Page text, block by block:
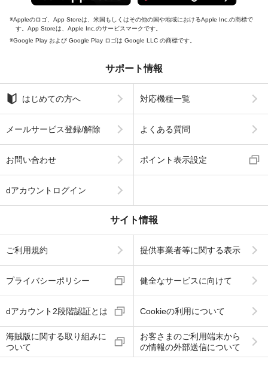
Appleのロゴ、App Storeは、米国もしくはその他の国や地域におけるApple Inc.の商標で
す。App Storeは、Apple Inc.のサービスマークです。
Google Play および Google Play ロゴは Google LLC の商標です。
サポート情報
はじめての方へ 対応機種一覧
メールサービス登録/解除 よくある質問
お問い合わせ ポイント表示設定
dアカウントログイン
サイト情報
ご利用規約 提供事業者等に関する表示
プライバシーポリシー 健全なサービスに向けて
dアカウント2段階認証とは Cookieの利用について
海賊版に関する取り組みに
ついて
お客さまのご利用端末から
の情報の外部送信について